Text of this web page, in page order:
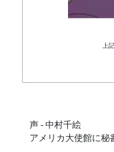
上
声 - 中村千絵
アメリカ大使館に秘